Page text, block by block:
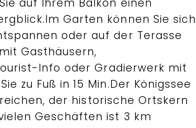
Garten können Sie sich
oder auf der Terasse
Gasthäusern,
Info oder Gradierwerk mit
zu Fuß in 15 Min.Der Königssee
der historische Ortskern
Geschäften ist 3 km